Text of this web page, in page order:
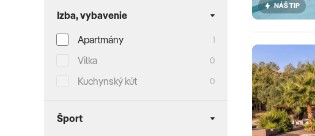
NÁŠ TIP
Izba, vybavenie
Apartmány
1
Vilka 0
Kuchynský kút 0
Šport